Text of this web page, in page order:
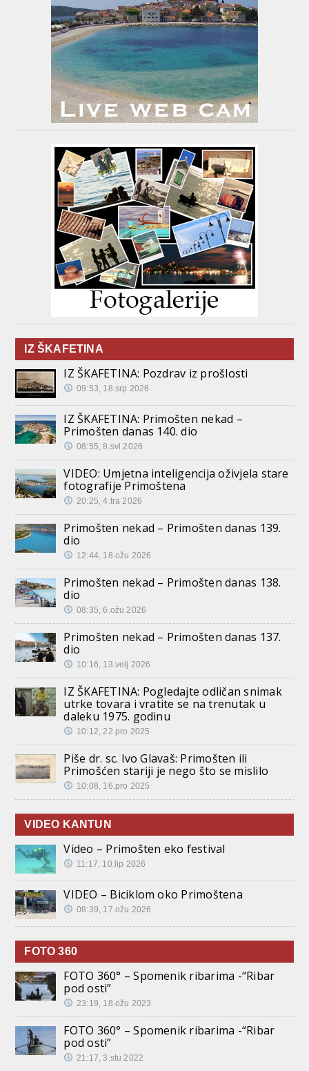
IZ ŠKAFETINA
IZ ŠKAFETINA: Pozdrav iz prošlosti
09:53, 18.srp 2026
IZ ŠKAFETINA: Primošten nekad –
Primošten danas 140. dio
08:55, 8.svi 2026
VIDEO: Umjetna inteligencija oživjela stare
fotografije Primoštena
20:25, 4.tra 2026
Primošten nekad – Primošten danas 139.
dio
12:44, 18.ožu 2026
Primošten nekad – Primošten danas 138.
dio
08:35, 6.ožu 2026
Primošten nekad – Primošten danas 137.
dio
10:16, 13.velj 2026
IZ ŠKAFETINA: Pogledajte odličan snimak
utrke tovara i vratite se na trenutak u
daleku 1975. godinu
10:12, 22.pro 2025
Piše dr. sc. Ivo Glavaš: Primošten ili
Primošćen stariji je nego što se mislilo
10:08, 16.pro 2025
VIDEO KANTUN
Video – Primošten eko festival
11:17, 10.lip 2026
VIDEO – Biciklom oko Primoštena
08:39, 17.ožu 2026
FOTO 360
FOTO 360° – Spomenik ribarima -“Ribar
pod osti”
23:19, 18.ožu 2023
FOTO 360° – Spomenik ribarima -“Ribar
pod osti”
21:17, 3.stu 2022